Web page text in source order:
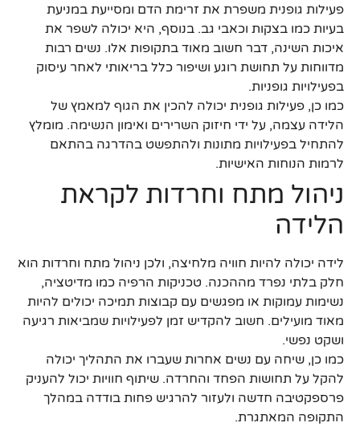
פעילות גופנית משפרת את זרימת הדם ומסייעת במניעת
בעיות כמו בצקות וכאבי גב. בנוסף, היא יכולה לשפר את
איכות השינה, דבר חשוב מאוד בתקופות אלו. נשים רבות
מדווחות על תחושת רוגע ושיפור כלל בריאותי לאחר עיסוק
בפעילויות גופניות.
כמו כן, פעילות גופנית יכולה להכין את הגוף למאמץ של
הלידה עצמה, על ידי חיזוק השרירים ואימון הנשימה. מומלץ
להתחיל בפעילויות מתונות ולהתפשט בהדרגה בהתאם
לרמות הנוחות האישיות.
ניהול מתח וחרדות לקראת
הלידה
לידה יכולה להיות חוויה מלחיצה, ולכן ניהול מתח וחרדות הוא
חלק בלתי נפרד מההכנה. טכניקות הרפיה כמו מדיטציה,
נשימות עמוקות או מפגשים עם קבוצות תמיכה יכולים להיות
מאוד מועילים. חשוב להקדיש זמן לפעילויות שמביאות רגיעה
ושקט נפשי.
כמו כן, שיחה עם נשים אחרות שעברו את התהליך יכולה
להקל על תחושות הפחד והחרדה. שיתוף חוויות יכול להעניק
פרספקטיבה חדשה ולעזור להרגיש פחות בודדה במהלך
התקופה המאתגרת.